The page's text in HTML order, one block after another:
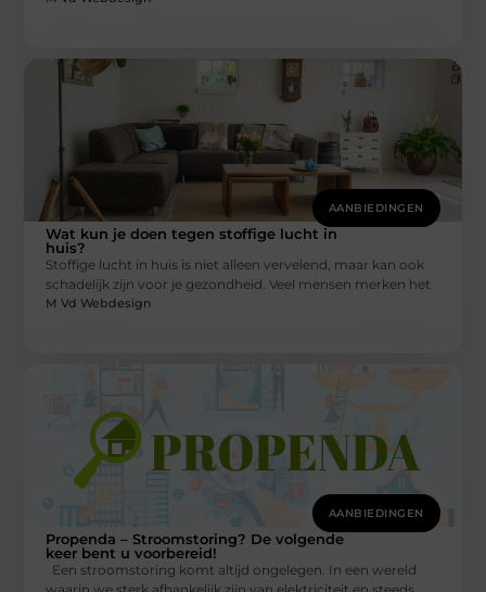
AANBIEDINGEN
Wat kun je doen tegen stoffige lucht in
huis?
Stoffige lucht in huis is niet alleen vervelend, maar kan ook
schadelijk zijn voor je gezondheid. Veel mensen merken het
M Vd Webdesign
AANBIEDINGEN
Propenda – Stroomstoring? De volgende
keer bent u voorbereid!
Een stroomstoring komt altijd ongelegen. In een wereld